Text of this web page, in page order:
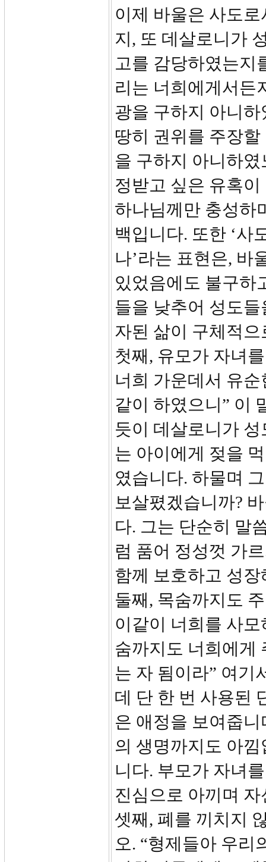
이제 바울은 사도
지, 또 데살로니가
고를 감당하였는지
리는 너희에게서든
광을 구하지 아니
땅히 권위를 주장
을 구하지 아니하
정받고 싶은 유혹
하나님께만 충성하
백입니다. 또한 ‘사
나’라는 표현은, 바
있었음에도 불구하
들을 낮추어 성도
자된 삶이 구체적
첫째, 유모가 자녀
너희 가운데서 유
같이 하였으니” 이
듯이 데살로니가
는 아이에게 젖을
였습니다. 하물며
보살폈겠습니까?
다. 그는 단순히 말
럼 품어 정성껏 가
함께 보호하고 성
둘째, 목숨까지도
이같이 너희를 사
숨까지도 너희에게
는 자 됨이라” 여기
데 단 한 번 사용된
은 애정을 보여줍
의 생명까지도 아
니다. 부모가 자녀
진심으로 아끼며
셋째, 폐를 끼치지
오. “형제들아 우리